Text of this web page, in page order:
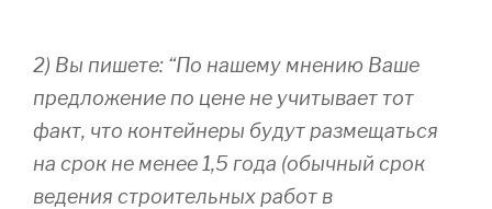
2) Вы пишете: “По нашему мнению Ваше
предложение по цене не учитывает тот
факт, что контейнеры будут размещаться
на срок не менее 1,5 года (обычный срок
ведения строительных работ в